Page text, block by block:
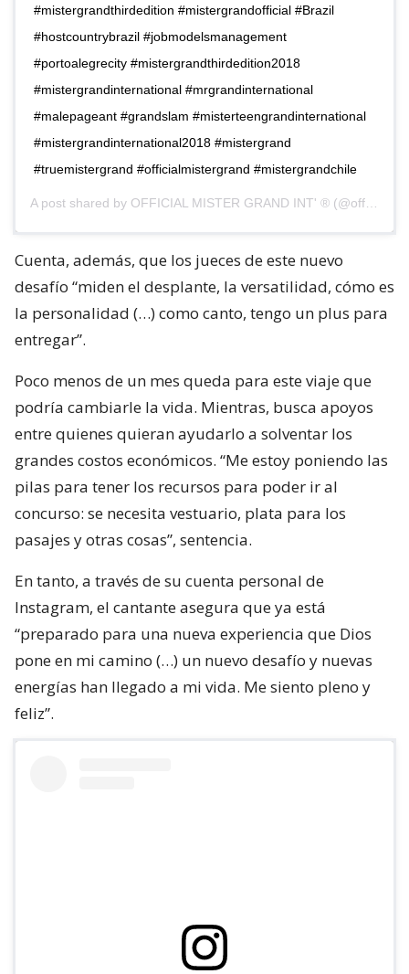
#mistergrandthirdedition #mistergrandofficial #Brazil
#hostcountrybrazil #jobmodelsmanagement
#portoalegrecity #mistergrandthirdedition2018
#mistergrandinternational #mrgrandinternational
#malepageant #grandslam #misterteengrandinternational
#mistergrandinternational2018 #mistergrand
#truemistergrand #officialmistergrand #mistergrandchile
A post shared by OFFICIAL MISTER GRAND INT' ® (@officialmistergrand) on
Cuenta, además, que los jueces de este nuevo
desafío “miden el desplante, la versatilidad, cómo es
la personalidad (…) como canto, tengo un plus para
entregar”.
Poco menos de un mes queda para este viaje que
podría cambiarle la vida. Mientras, busca apoyos
entre quienes quieran ayudarlo a solventar los
grandes costos económicos. “Me estoy poniendo las
pilas para tener los recursos para poder ir al
concurso: se necesita vestuario, plata para los
pasajes y otras cosas”, sentencia.
En tanto, a través de su cuenta personal de
Instagram, el cantante asegura que ya está
“preparado para una nueva experiencia que Dios
pone en mi camino (…) un nuevo desafío y nuevas
energías han llegado a mi vida. Me siento pleno y
feliz”.